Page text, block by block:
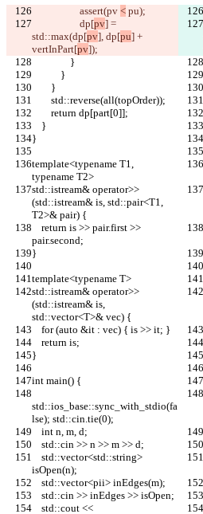
                    assert(pv
< pu);
                    dp[
pv] =
std::max(dp[pv], dp[pu] +
vertInPart[pv]);
                }
            }
        }
        std::reverse(all(topOrder));
        return dp[part[0]];
    }
}
template<typename T1,
typename T2>
std::istream& operator>>
(std::istream& is, std::pair<T1,
T2>& pair) {
pair.second;
}
template<typename T>
std::istream& operator>>
(std::istream& is,
std::vector<T>& vec) {
    for (auto &it : vec) { is >> it; }
    return is;
}
int main() {
std::ios_base::sync_with_stdio(fa
lse); std::cin.tie(0);
    int n, m, d;
    std::cin >> n >> m >> d;
isOpen(n);
    std::vector<pii> inEdges(m);
    std::cin >> inEdges >> isOpen;